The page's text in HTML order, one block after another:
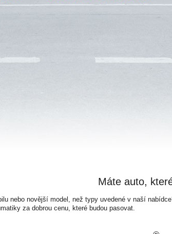
Máte auto,
nebo novější model, než typy uvedené v naší
za dobrou cenu, které budou pasovat.